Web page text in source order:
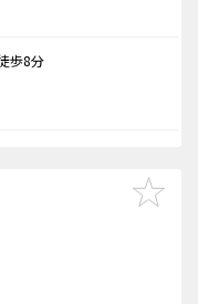
歩8分